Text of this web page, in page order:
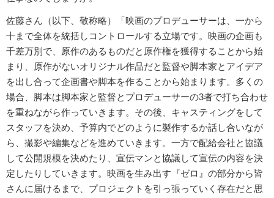
佐藤さん（以下、敬称略）「映画のプロデューサーは、一から
十まで全体を統括しコントロールする立場です。映画の企画も
千差万別で、原作のあるものだと原作権を獲得することから始
まり、原作がないオリジナル作品だと監督や脚本家とアイデア
を出し合って企画書や脚本を作ることから始まります。多くの
場合、脚本は脚本家と監督とプロデューサーの3者で打ち合わせ
を重ねながら作っていきます。その後、キャスティングをして
スタッフを決め、予算内でどのように製作するか話し合いなが
ら、撮影や編集などを進めていきます。一方で配給会社と協議
して公開規模を決めたり、宣伝マンと協議して宣伝の内容を決
定したりしていきます。映画を生み出す『ゼロ』の部分から皆
さんに届けるまで、プロジェクトを引っ張っていく存在だと思